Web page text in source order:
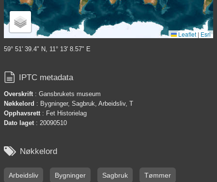
Leaflet | Esri
59° 51' 39.4" N, 11° 13' 8.57" E
 IPTC metadata
Overskrift: Gansbrukets museum
Nøkkelord : Bygninger, Sagbruk, Arbeidsliv, T
Opphavsrett: Fet Historielag
Dato laget: 20090510
 Nøkkelord
Arbeidsliv Bygninger Sagbruk Tømmer